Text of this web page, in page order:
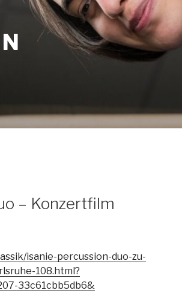
– Konzertfilm
isanie-percussion-duo-zu-
108.html?
33c61cbb5db6&